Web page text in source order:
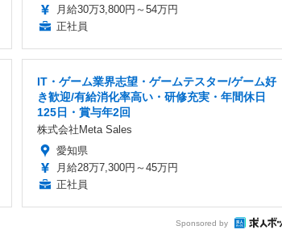
月給30万3,800円～54万円
正社員
IT・ゲーム業界志望・ゲームテスター/ゲーム好
き歓迎/有給消化率高い・研修充実・年間休日
125日・賞与年2回
株式会社Meta Sales
愛知県
月給28万7,300円～45万円
正社員
Sponsored by